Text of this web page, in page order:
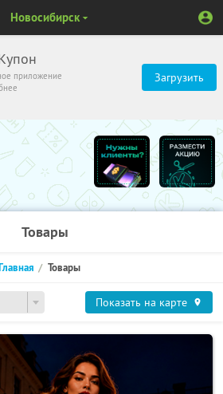
приложение
Загрузить
Новосибирск
Товары
Товары
Показать на карте